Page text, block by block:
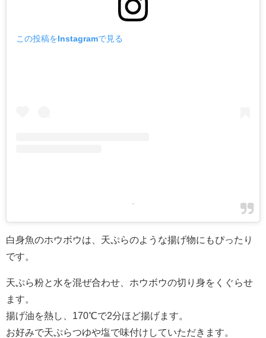
この投稿をInstagramで見る
-
白身魚のホウボウは、天ぷらのような揚げ物にもぴったり
です。
天ぷら粉と水を混ぜ合わせ、ホウボウの切り身をくぐらせ
ます。
揚げ油を熱し、170℃で2分ほど揚げます。
お好みで天ぷらつゆや塩で味付けしていただきます。